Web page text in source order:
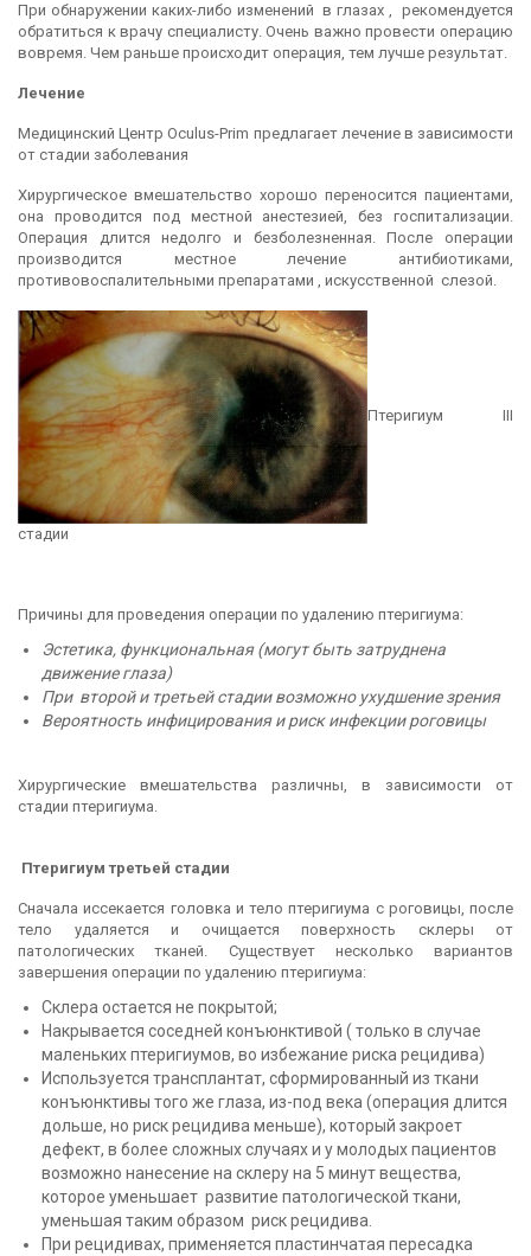
При обнаружении каких-либо изменений в глазах , рекомендуется
обратиться к врачу специалисту. Очень важно провести операцию
вовремя. Чем раньше происходит операция, тем лучше результат.
Лечение
Медицинский Центр Oculus-Prim предлагает лечение в зависимости
от стадии заболевания
Хирургическое вмешательство хорошо переносится пациентами,
она проводится под местной анестезией, без госпитализации.
Операция длится недолго и безболезненная. После операции
производится местное лечение антибиотиками,
противовоспалительными препаратами , искусственной слезой.
Птеригиум III
стадии
Причины для проведения операции по удалению птеригиума:
Эстетика, функциональная (могут быть затруднена
движение глаза)
При второй и третьей стадии возможно ухудшение зрения
Вероятность инфицирования и риск инфекции роговицы
Хирургические вмешательства различны, в зависимости от
стадии птеригиума.
Птеригиум третьей стадии
Сначала иссекается головка и тело птеригиума с роговицы, после
тело удаляется и очищается поверхность склеры от
патологических тканей. Существует несколько вариантов
завершения операции по удалению птеригиума:
Склера остается не покрытой;
Накрывается соседней конъюнктивой ( только в случае
маленьких птеригиумов, во избежание риска рецидива)
Используется трансплантат, сформированный из ткани
конъюнктивы того же глаза, из-под века (операция длится
дольше, но риск рецидива меньше), который закроет
дефект, в более сложных случаях и у молодых пациентов
возможно нанесение на склеру на 5 минут вещества,
которое уменьшает развитие патологической ткани,
уменьшая таким образом риск рецидива.
При рецидивах, применяется пластинчатая пересадка